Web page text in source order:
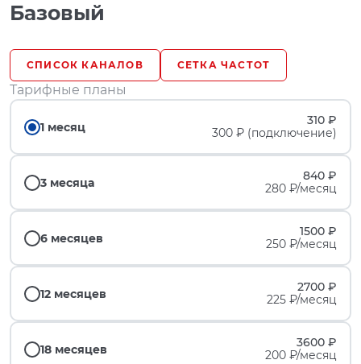
Базовый
СПИСОК КАНАЛОВ СЕТКА ЧАСТОТ
Тарифные планы
1 месяц
310 ₽
300 ₽ (подключение)
3 месяца
840 ₽
280 ₽/месяц
6 месяцев
1500 ₽
250 ₽/месяц
12 месяцев
2700 ₽
225 ₽/месяц
18 месяцев
3600 ₽
200 ₽/месяц